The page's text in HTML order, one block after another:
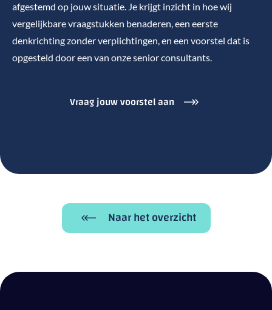
afgestemd op jouw situatie. Je krijgt inzicht in hoe wij
vergelijkbare vraagstukken benaderen, een eerste
denkrichting zonder verplichtingen, en een voorstel dat is
opgesteld door een van onze senior consultants.
Vraag jouw voorstel aan
Naar het overzicht